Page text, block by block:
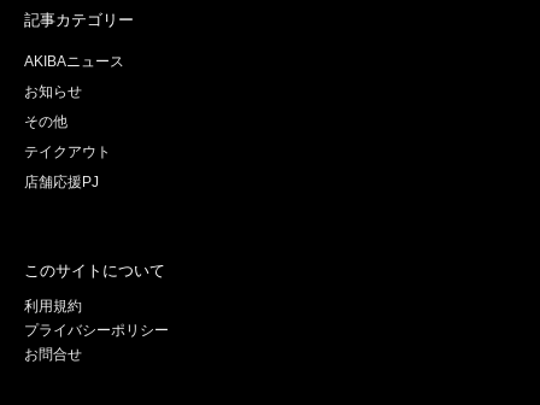
記事カテゴリー
AKIBAニュース
お知らせ
その他
テイクアウト
店舗応援PJ
このサイトについて
利用規約
プライバシーポリシー
お問合せ